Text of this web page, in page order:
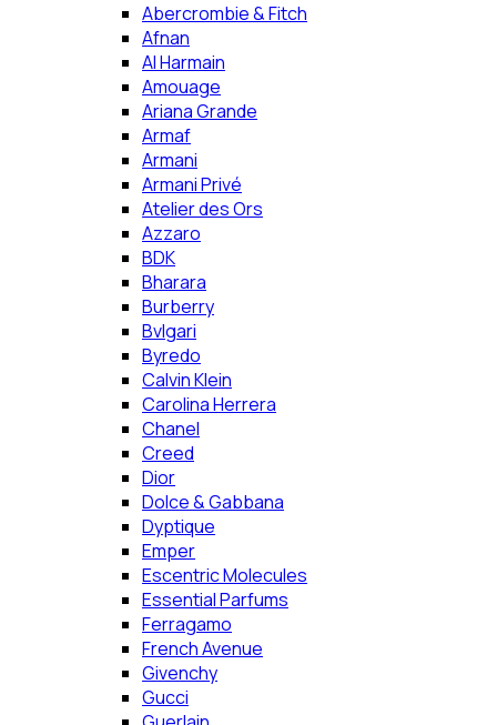
Abercrombie & Fitch
Afnan
Al Harmain
Amouage
Ariana Grande
Armaf
Armani
Armani Privé
Atelier des Ors
Azzaro
BDK
Bharara
Burberry
Bvlgari
Byredo
Calvin Klein
Carolina Herrera
Chanel
Creed
Dior
Dolce & Gabbana
Dyptique
Emper
Escentric Molecules
Essential Parfums
Ferragamo
French Avenue
Givenchy
Gucci